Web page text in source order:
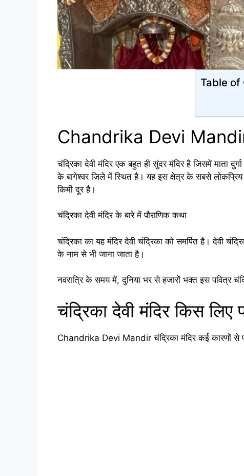
Table of
Chandrika Devi Mandir
चंद्रिका देवी मंदिर एक बहुत ही सुंदर मंदिर है जिसमें माता
के बागेश्वर जिले में स्थित है। यह इस क्षेत्र के सबसे लोकप्रिय
किमी दूर है।
चंद्रिका देवी मंदिर के बारे में पौराणिक कथा
चंद्रिका का यह मंदिर देवी चंद्रिका को समर्पित है। देवी
के नाम से भी जाना जाता है।
नवरात्रि के समय में, दुनिया भर से हजारों भक्त इस पवित्र
चंद्रिका देवी मंदिर किस लिए
Chandrika Devi Mandir चंद्रिका मंदिर कई कारणों से